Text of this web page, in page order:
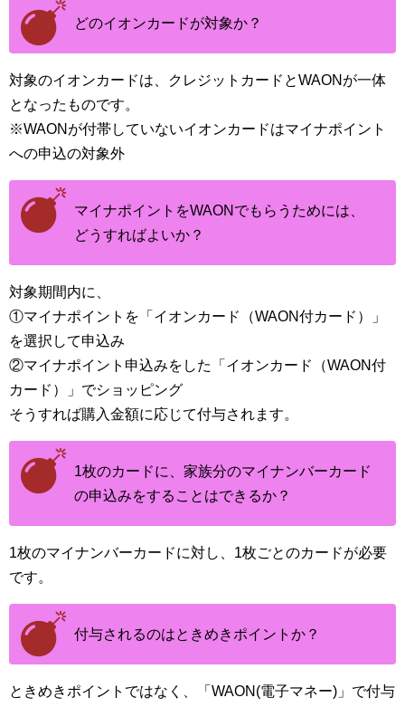
どのイオンカードが対象か？
対象のイオンカードは、クレジットカードとWAONが一体
となったものです。
※WAONが付帯していないイオンカードはマイナポイント
への申込の対象外
マイナポイントをWAONでもらうためには、
どうすればよいか？
対象期間内に、
①マイナポイントを「イオンカード（WAON付カード）」
を選択して申込み
②マイナポイント申込みをした「イオンカード（WAON付
カード）」でショッピング
そうすれば購入金額に応じて付与されます。
1枚のカードに、家族分のマイナンバーカード
の申込みをすることはできるか？
1枚のマイナンバーカードに対し、1枚ごとのカードが必要
です。
付与されるのはときめきポイントか？
ときめきポイントではなく、「WAON(電子マネー)」で付与